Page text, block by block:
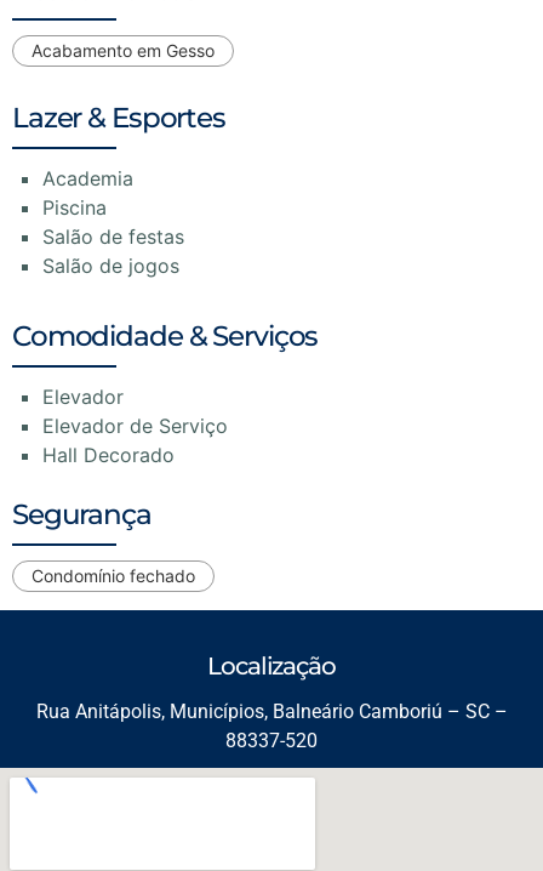
Acabamento em Gesso
Lazer & Esportes
Academia
Piscina
Salão de festas
Salão de jogos
Comodidade & Serviços
Elevador
Elevador de Serviço
Hall Decorado
Segurança
Condomínio fechado
Localização
Rua Anitápolis, Municípios, Balneário Camboriú – SC –
88337-520